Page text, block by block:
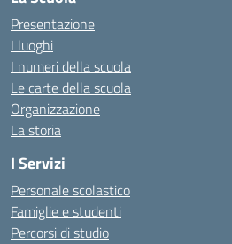
Presentazione
I luoghi
I numeri della scuola
Le carte della scuola
Organizzazione
La storia
I Servizi
Personale scolastico
Famiglie e studenti
Percorsi di studio